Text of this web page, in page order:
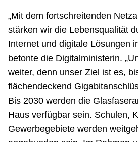
„Mit dem fortschreitenden
stärken wir die Lebensqualität
Internet und digitale Lösungen
betonte die Digitalministerin.
weiter, denn unser Ziel ist es,
flächendeckend
Bis 2030 werden die
Haus verfügbar sein. Schulen,
Gewerbegebiete werden